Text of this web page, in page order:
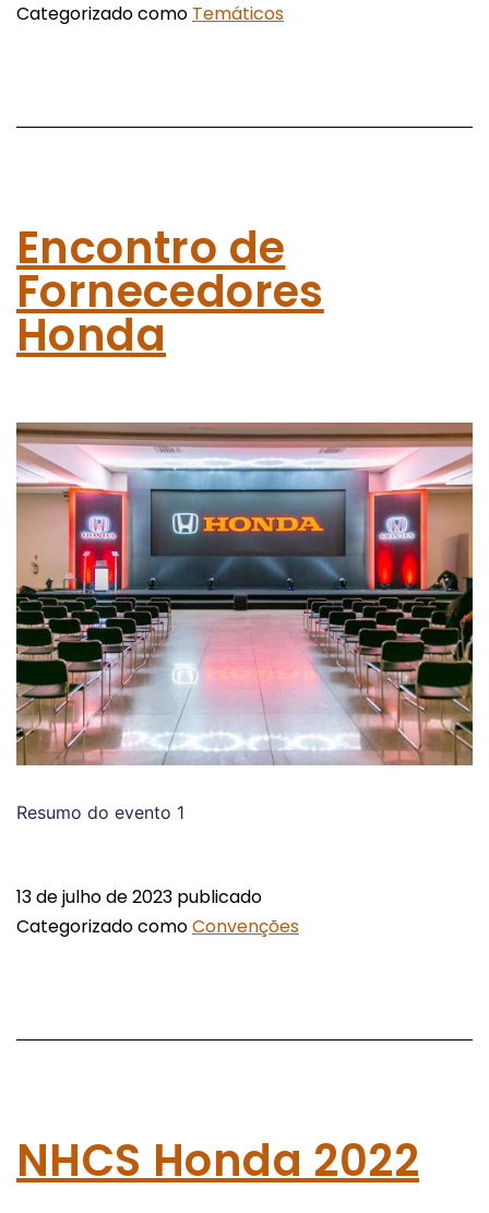
Categorizado como Temáticos
Encontro de
Fornecedores
Honda
Resumo do evento 1
13 de julho de 2023 publicado
Categorizado comoConvenções
NHCS Honda 2022